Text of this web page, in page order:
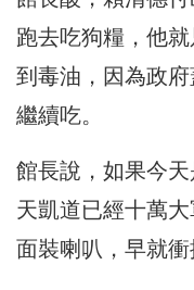
跑去吃狗糧，他
到毒油，因為政
繼續吃。
館長說，如果今
天凱道已經十萬
面裝喇叭，早就衝